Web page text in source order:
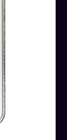
του
από το
εγχάρακτη
όλα τα
το